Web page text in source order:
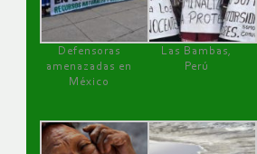
Defensoras
amenazadas en
México
Las Bambas,
Perú